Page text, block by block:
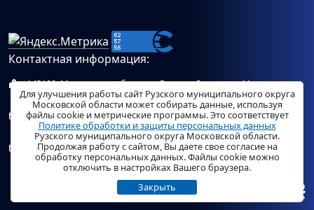
Контактная информация:
143100, Московская область, г.Руза, ул.Солнцева, 11
Схема проезда
Общий отдел Администрации Рузского муниципального
округа:ruza_region_ruza@mosreg.ru.
Отдел по работе с обращениями граждан Администрации
Рузского муниципального округа:ruza_og_argo@mosreg.ru
Для улучшения работы сайт Рузского муниципального округа
Московской области может собирать данные, используя
файлы cookie и метрические программы. Это соответствует
Политике обработки и защиты персональных данных
Рузского муниципального округа Московской области.
Продолжая работу с сайтом, Вы даете свое согласие на
обработку персональных данных. Файлы cookie можно
отключить в настройках Вашего браузера.
Закрыть